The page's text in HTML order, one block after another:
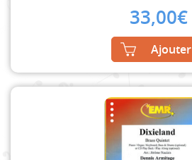
33,00€
Ajouter